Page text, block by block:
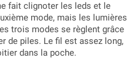
fait clignoter les leds et le
mode, mais les lumières
trois modes se règlent grâce
de piles. Le fil est assez long,
dans la poche.